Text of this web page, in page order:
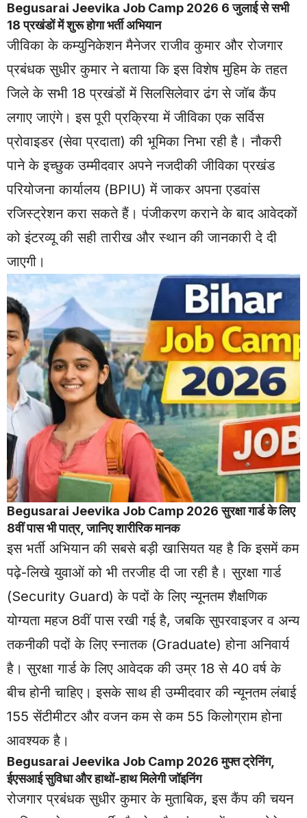
Begusarai Jeevika Job Camp 2026 6 जुलाई से सभी
18 प्रखंडों में शुरू होगा भर्ती अभियान
जीविका के कम्युनिकेशन मैनेजर राजीव कुमार और रोजगार
प्रबंधक सुधीर कुमार ने बताया कि इस विशेष मुहिम के तहत
जिले के सभी 18 प्रखंडों में सिलसिलेवार ढंग से जॉब कैंप
लगाए जाएंगे। इस पूरी प्रक्रिया में जीविका एक सर्विस
प्रोवाइडर (सेवा प्रदाता) की भूमिका निभा रही है। नौकरी
पाने के इच्छुक उम्मीदवार अपने नजदीकी जीविका प्रखंड
परियोजना कार्यालय (BPIU) में जाकर अपना एडवांस
रजिस्ट्रेशन करा सकते हैं। पंजीकरण कराने के बाद आवेदकों
को इंटरव्यू की सही तारीख और स्थान की जानकारी दे दी
जाएगी।
Begusarai Jeevika Job Camp 2026 सुरक्षा गार्ड के लिए
8वीं पास भी पात्र, जानिए शारीरिक मानक
इस भर्ती अभियान की सबसे बड़ी खासियत यह है कि इसमें कम
पढ़े-लिखे युवाओं को भी तरजीह दी जा रही है। सुरक्षा गार्ड
(Security Guard) के पदों के लिए न्यूनतम शैक्षणिक
योग्यता महज 8वीं पास रखी गई है, जबकि सुपरवाइजर व अन्य
तकनीकी पदों के लिए स्नातक (Graduate) होना अनिवार्य
है। सुरक्षा गार्ड के लिए आवेदक की उम्र 18 से 40 वर्ष के
बीच होनी चाहिए। इसके साथ ही उम्मीदवार की न्यूनतम लंबाई
155 सेंटीमीटर और वजन कम से कम 55 किलोग्राम होना
आवश्यक है।
Begusarai Jeevika Job Camp 2026 मुफ्त ट्रेनिंग,
ईएसआई सुविधा और हाथों-हाथ मिलेगी जॉइनिंग
रोजगार प्रबंधक सुधीर कुमार के मुताबिक, इस कैंप की चयन